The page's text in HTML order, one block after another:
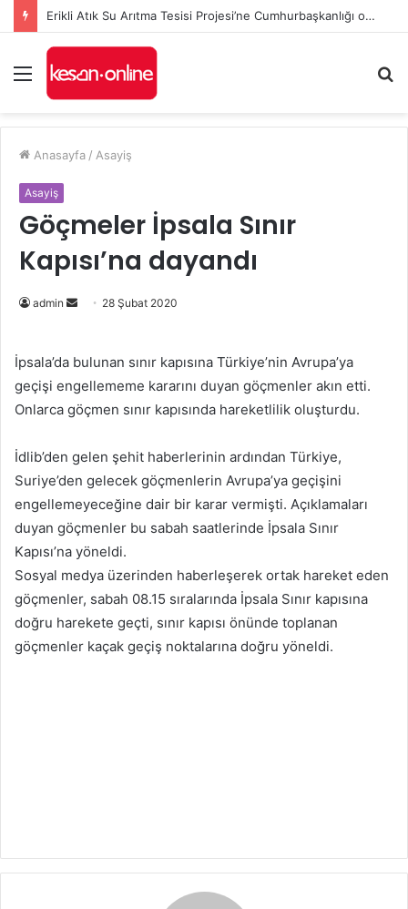
Erikli Atık Su Arıtma Tesisi Projesi’ne Cumhurbaşkanlığı onayı
Menü
...
Anasayfa / Asayiş
Asayiş
Göçmeler İpsala Sınır
Kapısı’na dayandı
admin
Bir
göndermek
28 Şubat 2020
İpsala’da bulunan sınır kapısına Türkiye’nin Avrupa’ya
geçişi engellememe kararını duyan göçmenler akın etti.
Onlarca göçmen sınır kapısında hareketlilik oluşturdu.
İdlib’den gelen şehit haberlerinin ardından Türkiye,
Suriye’den gelecek göçmenlerin Avrupa’ya geçişini
engellemeyeceğine dair bir karar vermişti. Açıklamaları
duyan göçmenler bu sabah saatlerinde İpsala Sınır
Kapısı’na yöneldi.
Sosyal medya üzerinden haberleşerek ortak hareket eden
göçmenler, sabah 08.15 sıralarında İpsala Sınır kapısına
doğru harekete geçti, sınır kapısı önünde toplanan
göçmenler kaçak geçiş noktalarına doğru yöneldi.